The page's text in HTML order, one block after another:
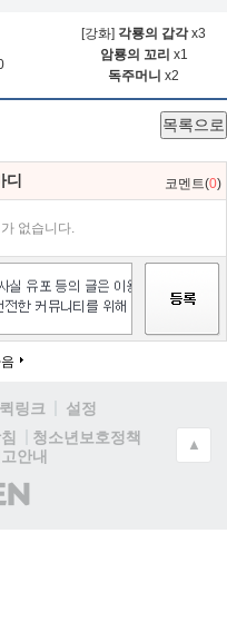
[강화] 각룡의 갑각x3
암룡의 꼬리 x1
독주머니 x2
목록으로
디 코멘트(0)
없습니다.
퀵링크
설정
청소년보호정책
안내
▲